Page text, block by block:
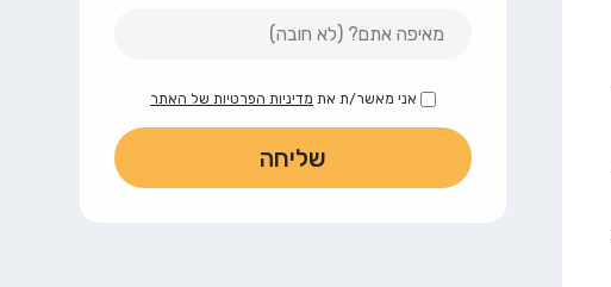
אני מאשר/ת את מדיניות הפרטיות של האתר